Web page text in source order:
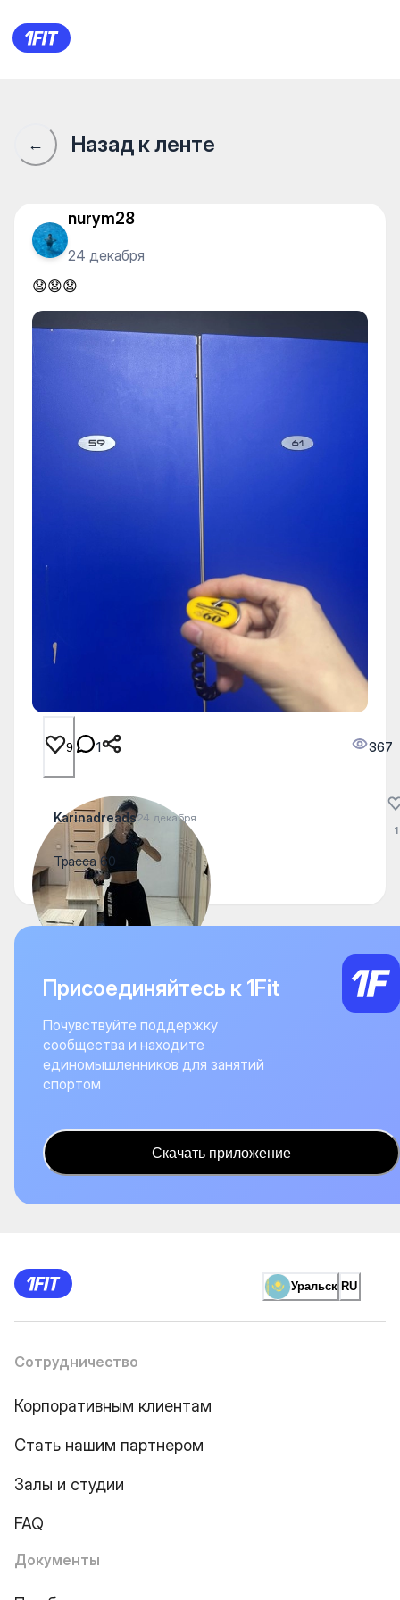
😧😧😧
← Назад к ленте
nurym28
24 декабря
😧😧😧
9 1 367
Karinadreads24 декабря
Трасса 60
1
Присоединяйтесь к 1Fit
Почувствуйте поддержку
сообщества и находите
единомышленников для занятий
спортом
Скачать приложение
Уральск RU
Сотрудничество
Корпоративным клиентам
Стать нашим партнером
Залы и студии
FAQ
Документы